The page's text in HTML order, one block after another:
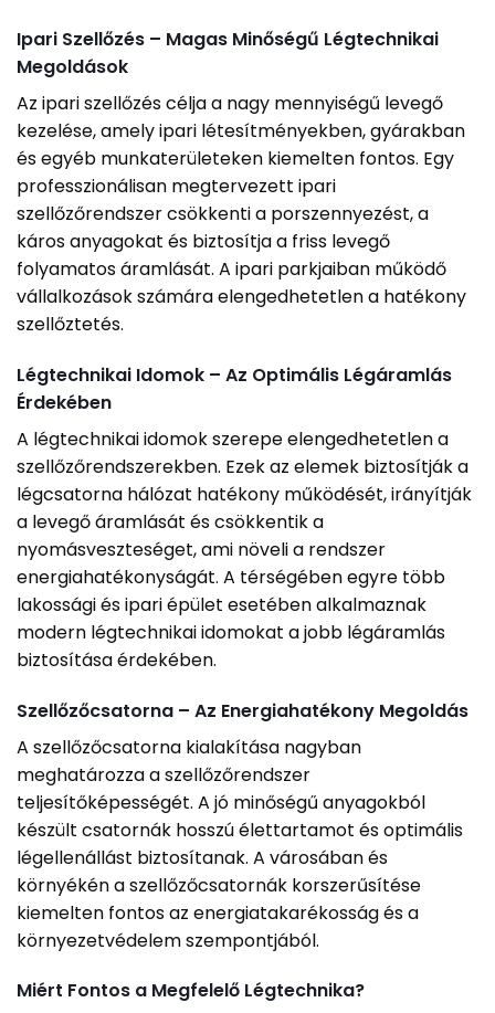
Ipari Szellőzés – Magas Minőségű Légtechnikai
Megoldások
Az ipari szellőzés célja a nagy mennyiségű levegő
kezelése, amely ipari létesítményekben, gyárakban
és egyéb munkaterületeken kiemelten fontos. Egy
professzionálisan megtervezett ipari
szellőzőrendszer csökkenti a porszennyezést, a
káros anyagokat és biztosítja a friss levegő
folyamatos áramlását. A ipari parkjaiban működő
vállalkozások számára elengedhetetlen a hatékony
szellőztetés.
Légtechnikai Idomok – Az Optimális Légáramlás
Érdekében
A légtechnikai idomok szerepe elengedhetetlen a
szellőzőrendszerekben. Ezek az elemek biztosítják a
légcsatorna hálózat hatékony működését, irányítják
a levegő áramlását és csökkentik a
nyomásveszteséget, ami növeli a rendszer
energiahatékonyságát. A térségében egyre több
lakossági és ipari épület esetében alkalmaznak
modern légtechnikai idomokat a jobb légáramlás
biztosítása érdekében.
Szellőzőcsatorna – Az Energiahatékony Megoldás
A szellőzőcsatorna kialakítása nagyban
meghatározza a szellőzőrendszer
teljesítőképességét. A jó minőségű anyagokból
készült csatornák hosszú élettartamot és optimális
légellenállást biztosítanak. A városában és
környékén a szellőzőcsatornák korszerűsítése
kiemelten fontos az energiatakarékosság és a
környezetvédelem szempontjából.
Miért Fontos a Megfelelő Légtechnika?